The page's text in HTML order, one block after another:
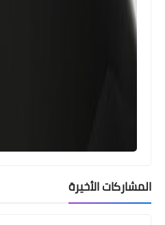
الدوري امام وادي دجلة
المشاركات الأخيرة